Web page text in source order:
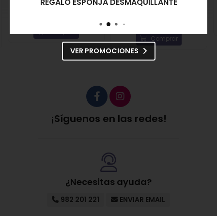
Depilatorio Facial Papel Corporal
Comprar
¡Síguenos en las redes!
¿Necesitas ayuda?
982 201 221 ENVIAR EMAIL
VER PROMOCIONES